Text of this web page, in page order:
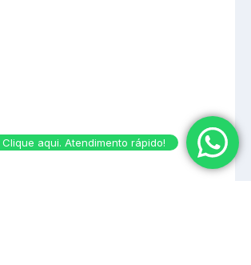
Clique aqui. Atendimento rápido!